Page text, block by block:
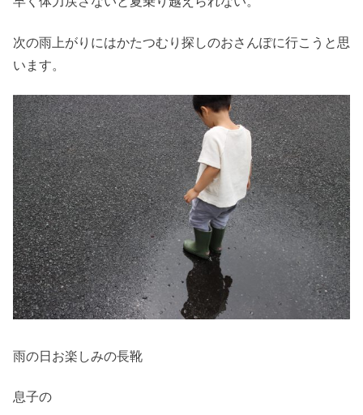
次の雨上がりにはかたつむり探しのおさんぽに行こうと思
います。
雨の日お楽しみの長靴
息子の